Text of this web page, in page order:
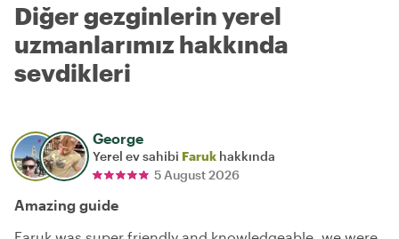
Diğer gezginlerin yerel
uzmanlarımız hakkında
sevdikleri
George
Yerel ev sahibi Faruk hakkında
5 August 2026
Amazing guide